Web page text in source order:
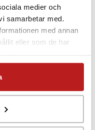
medier och
samarbetar med.
med annan
eller som de har
säkerhet
av maskiner